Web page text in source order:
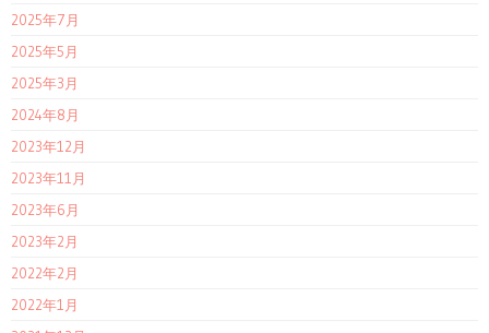
2025年7月
2025年5月
2025年3月
2024年8月
2023年12月
2023年11月
2023年6月
2023年2月
2022年2月
2022年1月